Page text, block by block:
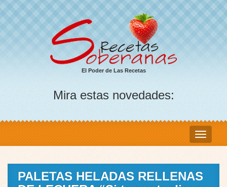
El Poder de Las Recetas
Mira estas novedades:
PALETAS HELADAS RELLENAS